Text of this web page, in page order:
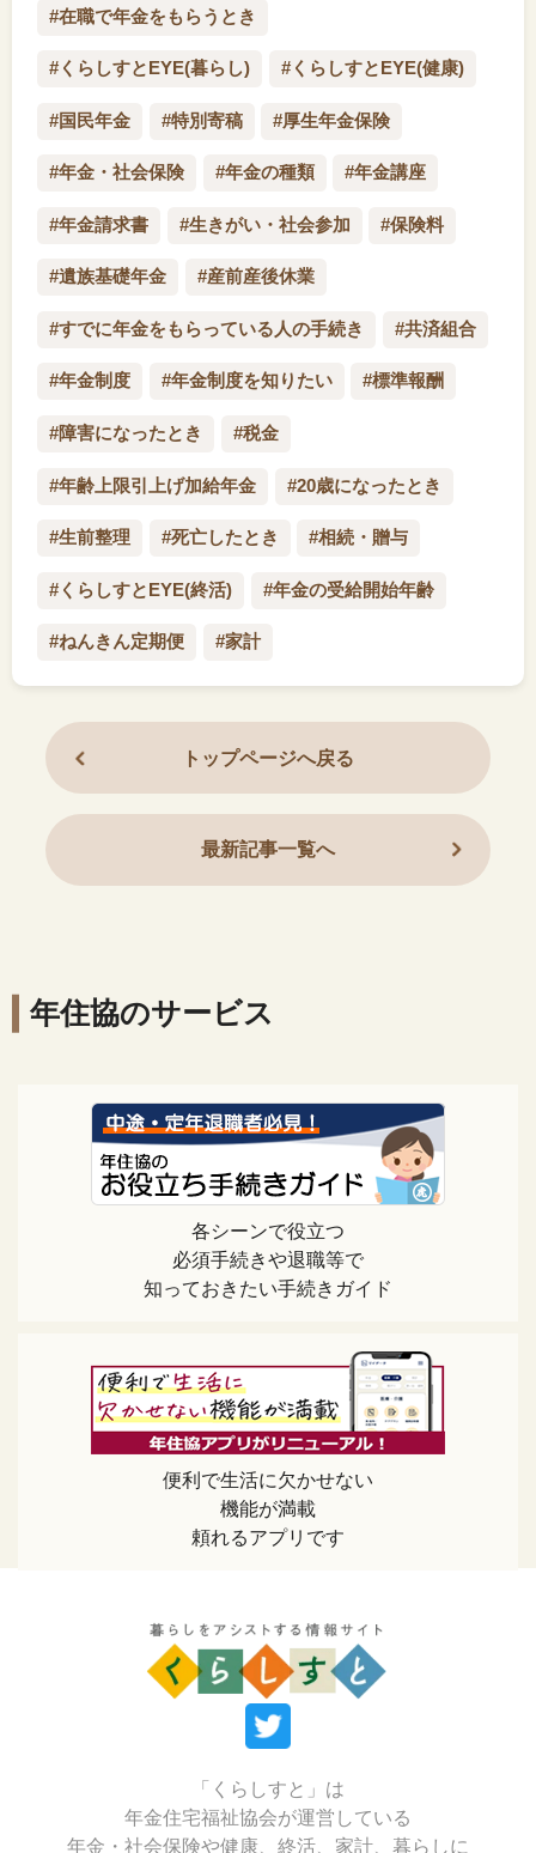
#在職で年金をもらうとき
#くらしすとEYE(暮らし) #くらしすとEYE(健康)
#国民年金 #特別寄稿 #厚生年金保険
#年金・社会保険 #年金の種類 #年金講座
#年金請求書 #生きがい・社会参加 #保険料
#遺族基礎年金 #産前産後休業
#すでに年金をもらっている人の手続き #共済組合
#年金制度 #年金制度を知りたい #標準報酬
#障害になったとき #税金
#年齢上限引上げ加給年金 #20歳になったとき
#生前整理 #死亡したとき #相続・贈与
#くらしすとEYE(終活) #年金の受給開始年齢
#ねんきん定期便 #家計
トップページへ戻る
最新記事一覧へ
年住協のサービス
各シーンで役立つ
必須手続きや退職等で
知っておきたい手続きガイド
便利で生活に欠かせない
機能が満載
頼れるアプリです
「くらしすと」は
年金住宅福祉協会が運営している
年金・社会保険や健康、終活、家計、暮らしに